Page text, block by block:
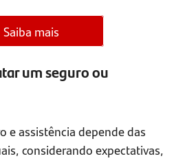
Saiba mais
um seguro ou
e assistência depende das
considerando expectativas,